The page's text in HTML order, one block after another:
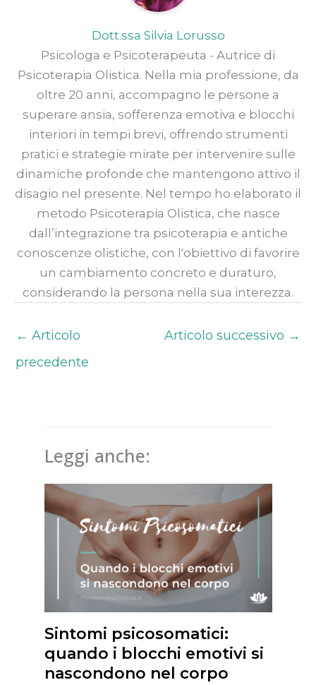
Dott.ssa Silvia Lorusso
Psicologa e Psicoterapeuta - Autrice di
Psicoterapia Olistica. Nella mia professione, da
oltre 20 anni, accompagno le persone a
superare ansia, sofferenza emotiva e blocchi
interiori in tempi brevi, offrendo strumenti
pratici e strategie mirate per intervenire sulle
dinamiche profonde che mantengono attivo il
disagio nel presente. Nel tempo ho elaborato il
metodo Psicoterapia Olistica, che nasce
dall’integrazione tra psicoterapia e antiche
conoscenze olistiche, con l'obiettivo di favorire
un cambiamento concreto e duraturo,
considerando la persona nella sua interezza.
← Articolo
precedente
Articolo successivo →
Leggi anche:
Sintomi psicosomatici:
quando i blocchi emotivi si
nascondono nel corpo